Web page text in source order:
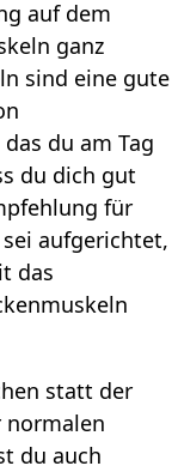
auf dem
ganz
sind eine gute
du am Tag
du dich gut
für
sei aufgerichtet,
das
statt der
normalen
du auch